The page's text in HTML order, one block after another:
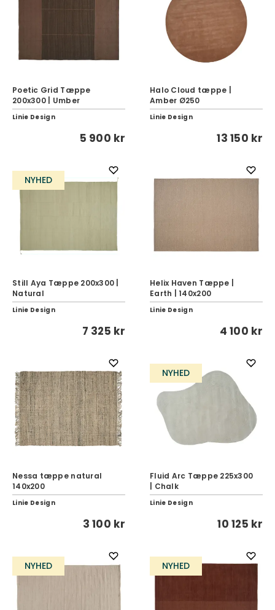
Poetic Grid Tæppe
200x300 | Umber
Linie Design
5 900 kr
Halo Cloud tæppe |
Amber Ø250
Linie Design
13 150 kr
NYHED
Still Aya Tæppe 200x300 |
Natural
Linie Design
7 325 kr
Helix Haven Tæppe |
Earth | 140x200
Linie Design
4 100 kr
Nessa tæppe natural
140x200
Linie Design
3 100 kr
NYHED
Fluid Arc Tæppe 225x300
| Chalk
Linie Design
10 125 kr
NYHED NYHED